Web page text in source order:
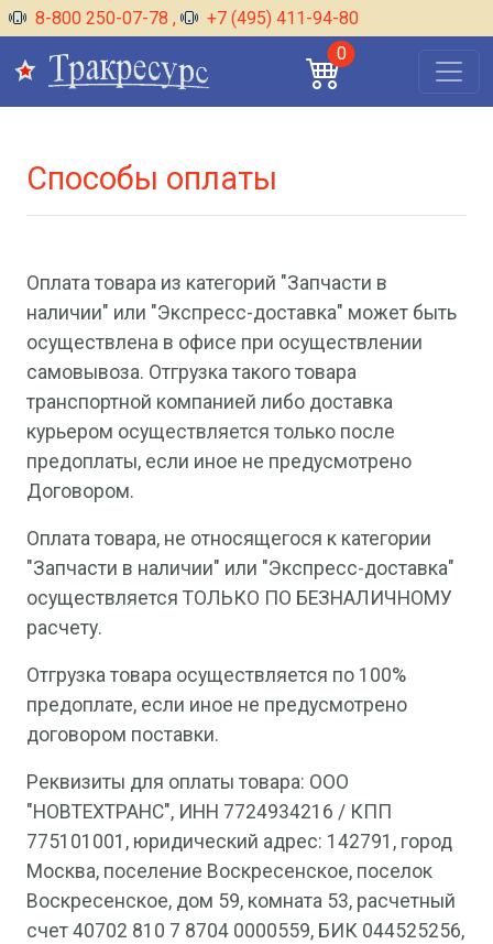
8-800 250-07-78 ,
+7 (495) 411-94-80
0
Способы оплаты
Оплата товара из категорий "Запчасти в
наличии" или "Экспресс-доставка" может быть
осуществлена в офисе при осуществлении
самовывоза. Отгрузка такого товара
транспортной компанией либо доставка
курьером осуществляется только после
предоплаты, если иное не предусмотрено
Договором.
Оплата товара, не относящегося к категории
"Запчасти в наличии" или "Экспресс-доставка"
осуществляется ТОЛЬКО ПО БЕЗНАЛИЧНОМУ
расчету.
Отгрузка товара осуществляется по 100%
предоплате, если иное не предусмотрено
договором поставки.
Реквизиты для оплаты товара: ООО
"НОВТЕХТРАНС", ИНН 7724934216 / КПП
775101001, юридический адрес: 142791, город
Москва, поселение Воскресенское, поселок
Воскресенское, дом 59, комната 53, расчетный
счет 40702 810 7 8704 0000559, БИК 044525256,